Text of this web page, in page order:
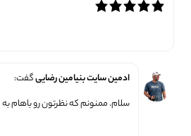
ادمین سایت بنیامین رضاییگفت:
سلام. ممنونم که نظرتون رو باهام